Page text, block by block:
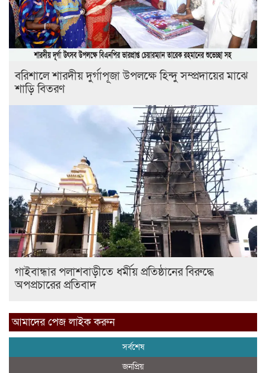
বরিশালে শারদীয় দুর্গাপূজা উপলক্ষে হিন্দু সম্প্রদায়ের মাঝে
শাড়ি বিতরণ
গাইবান্ধার পলাশবাড়ীতে ধর্মীয় প্রতিষ্ঠানের বিরুদ্ধে
অপপ্রচারের প্রতিবাদ
আমাদের পেজ লাইক করুন
সর্বশেষ
জনপ্রিয়